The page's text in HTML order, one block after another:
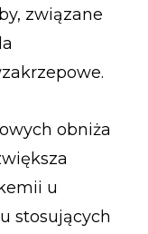
związane
obniża
u
stosujących